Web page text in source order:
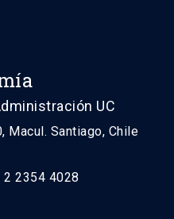
UC
Macul. Santiago, Chile
2354 4028